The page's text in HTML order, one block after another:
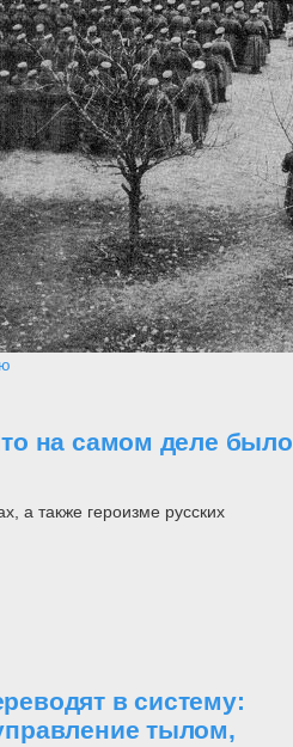
на самом деле было
а также героизме русских
в систему:
тылом,